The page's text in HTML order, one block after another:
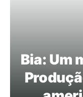
Bia: Um